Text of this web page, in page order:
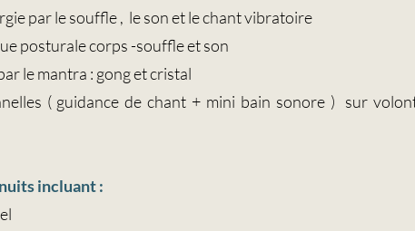
par le souffle , le son et le chant vibratoire
posturale corps -souffle et son
le mantra ​: gong et cristal
( guidance de chant + mini bain sonore ) sur
incluant :